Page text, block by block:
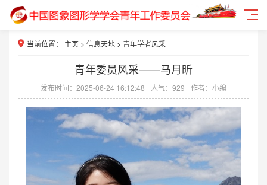
当前位置： 主页 > 信息天地 > 青年学者风采
青年委员风采——马月昕
发布时间：2025-06-24 16:12:48 人气： 929 作者：小编